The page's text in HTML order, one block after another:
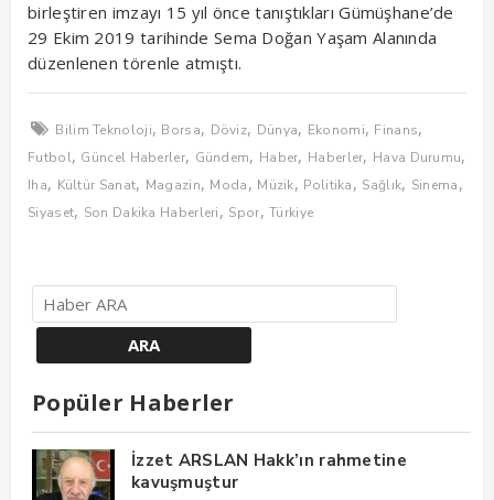
birleştiren imzayı 15 yıl önce tanıştıkları Gümüşhane’de
29 Ekim 2019 tarihinde Sema Doğan Yaşam Alanında
düzenlenen törenle atmıştı.
Bilim Teknoloji, Borsa, Döviz, Dünya, Ekonomi, Finans,
Futbol, Güncel Haberler, Gündem, Haber, Haberler, Hava Durumu,
Iha, Kültür Sanat, Magazin, Moda, Müzik, Politika, Sağlık, Sinema,
Siyaset, Son Dakika Haberleri, Spor,Türkiye
Popüler Haberler
İzzet ARSLAN Hakk’ın rahmetine
kavuşmuştur